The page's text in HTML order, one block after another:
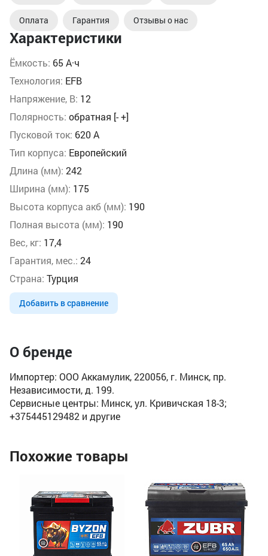
Характеристики
Ёмкость: 65 А·ч
Технология: EFB
Напряжение, В: 12
Полярность: обратная [- +]
Пусковой ток: 620 А
Тип корпуса: Европейский
Длина (мм): 242
Ширина (мм): 175
Высота корпуса акб (мм): 190
Полная высота (мм): 190
Вес, кг: 17,4
Гарантия, мес.: 24
Страна: Турция
Добавить в сравнение
Оплата Гарантия Отзывы о нас
О бренде
Импортер: ООО Аккамулик, 220056, г. Минск, пр.
Независимости, д. 199.
Сервисные центры: Минск, ул. Кривичская 18-3;
+375445129482 и другие
Похожие товары